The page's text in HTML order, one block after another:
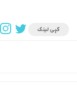
کپی لینک